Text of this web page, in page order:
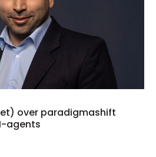
over paradigmashift
agents